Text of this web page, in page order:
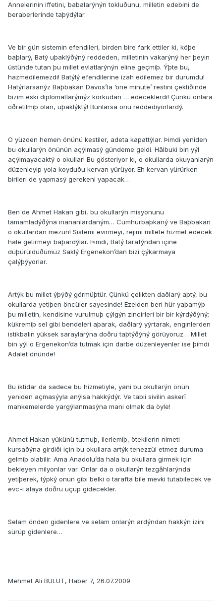
Annelerinin iffetini, babalarýnýn tokluðunu, milletin edebini de
beraberlerinde taþýdýlar.
Ve bir gün sistemin efendileri, birden bire fark ettiler ki, köþe
baþlarý, Batý uþaklýðýný reddeden, milletinin vakarýný her þeyin
üstünde tutan þu millet evlatlarýnýn eline geçmiþ. Ýþte bu,
hazmedilemezdi! Batýlý efendilerine izah edilemez bir durumdu!
Hatýrlarsanýz Baþbakan Davos’ta ‘one minute’ restini çektiðinde
bizim eski diplomatlarýmýz korkudan … edeceklerdi! Çünkü onlara
öðretilmiþ olan, uþaklýktý! Bunlarsa onu reddediyorlardý.
O yüzden hemen önünü kestiler, adeta kapattýlar. Þimdi yeniden
bu okullarýn önünün açýlmasý gündeme geldi. Hâlbuki bin yýl
açýlmayacaktý o okullar! Bu gösteriyor ki, o okullarda okuyanlarýn
düzenleyip yola koyduðu kervan yürüyor. Eh kervan yürürken
birileri de yapmasý gerekeni yapacak…
Ben de Ahmet Hakan gibi, bu okullarýn misyonunu
tamamladýðýna inananlardaným… Cumhurbaþkaný ve Baþbakan
o okullardan mezun! Sistemi evirmeyi, rejimi millete hizmet edecek
hale getirmeyi baþardýlar. Þimdi, Batý tarafýndan içine
düþürüldüðümüz Saklý Ergenekon’dan bizi çýkarmaya
çalýþýyorlar.
Artýk bu millet ýþýðý görmüþtür. Çünkü çelikten daðlarý aþtý, bu
okullarda yetiþen öncüler sayesinde! Ezelden beri hür yaþamýþ
þu milletin, kendisine vurulmuþ çýlgýn zincirleri bir bir kýrdýðýný;
kükremiþ sel gibi bendeleri aþarak, daðlarý yýrtarak, enginlerden
istikbalin yüksek saraylarýna doðru taþtýðýný görüyoruz… Millet
bin yýl o Ergenekon’da tutmak için darbe düzenleyenler ise þimdi
Adalet önünde!
Bu iktidar da sadece bu hizmetiyle, yani bu okullarýn önün
yeniden açmasýyla anýlsa hakkýdýr. Ve tabii sivilin askerî
mahkemelerde yargýlanmasýna mani olmak da öyle!
Ahmet Hakan yükünü tutmuþ, ilerlemiþ, ötekilerin nimeti
kursaðýna girdiði için bu okullara artýk tenezzül etmez duruma
gelmiþ olabilir. Ama Anadolu’da hala bu okullara girmek için
bekleyen milyonlar var. Onlar da o okullarýn tezgâhlarýnda
yetiþerek, týpký onun gibi belki o tarafta bile mevki tutabilecek ve
evc-i alaya doðru uçup gidecekler.
Selam önden gidenlere ve selam onlarýn ardýndan hakkýn izini
sürüp gidenlere…
Mehmet Ali BULUT, Haber 7, 26.07.2009